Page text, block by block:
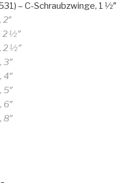
– C-Schraubzwinge, 1 1⁄2″
1⁄2″
1⁄2″
3″
4″
5″
6″
8″